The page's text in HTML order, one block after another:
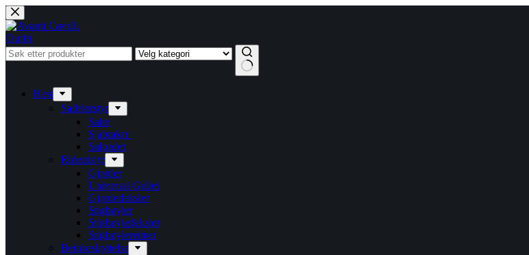
Hopp
til
innholdet
Outlet
resultaterHest
Sadelutstyr
Saler
Sjabraker
Salpader
Rideutstyr
Gjorder
Universal Gullet
Gjordedeksler
Stigbøyler
Stigbøyledeksler
Stigbøylereimer
Beinbeskyttelse